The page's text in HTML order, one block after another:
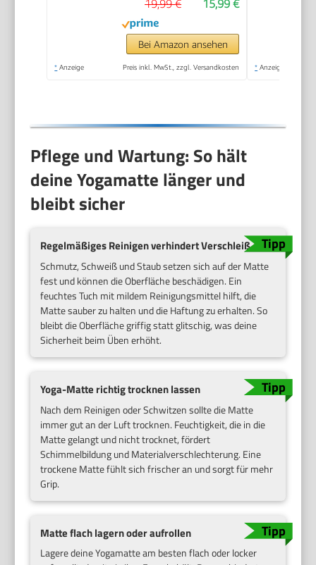
15,99 €
19,99 €
Bei Amazon ansehen
* Anzeige Preis inkl. MwSt., zzgl. Versandkosten * Anzeige
Pflege und Wartung: So hält
deine Yogamatte länger und
bleibt sicher
Regelmäßiges Reinigen verhindert Verschleiß
Schmutz, Schweiß und Staub setzen sich auf der Matte
fest und können die Oberfläche beschädigen. Ein
feuchtes Tuch mit mildem Reinigungsmittel hilft, die
Matte sauber zu halten und die Haftung zu erhalten. So
bleibt die Oberfläche griffig statt glitschig, was deine
Sicherheit beim Üben erhöht.
Yoga-Matte richtig trocknen lassen
Nach dem Reinigen oder Schwitzen sollte die Matte
immer gut an der Luft trocknen. Feuchtigkeit, die in die
Matte gelangt und nicht trocknet, fördert
Schimmelbildung und Materialverschlechterung. Eine
trockene Matte fühlt sich frischer an und sorgt für mehr
Grip.
Matte flach lagern oder aufrollen
Lagere deine Yogamatte am besten flach oder locker